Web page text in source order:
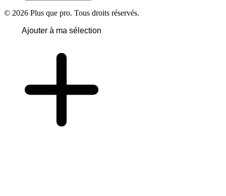
© 2026 Plus que pro. Tous droits réservés.
Ajouter à ma sélection